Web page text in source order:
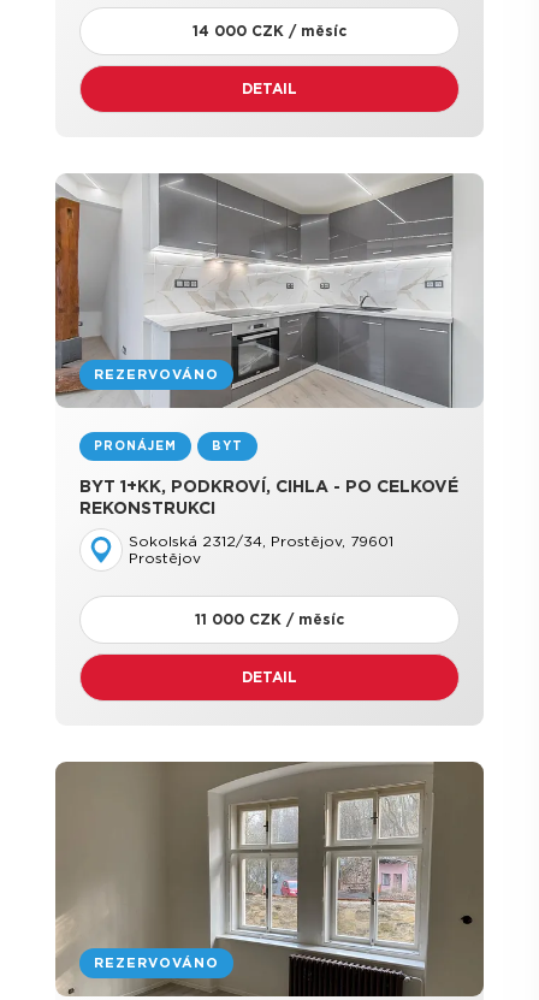
14 000 CZK / měsíc
DETAIL
REZERVOVÁNO
PRONÁJEM BYT
BYT 1+KK, PODKROVÍ, CIHLA - PO CELKOVÉ
REKONSTRUKCI
Sokolská 2312/34, Prostějov, 79601
Prostějov
11 000 CZK / měsíc
DETAIL
REZERVOVÁNO